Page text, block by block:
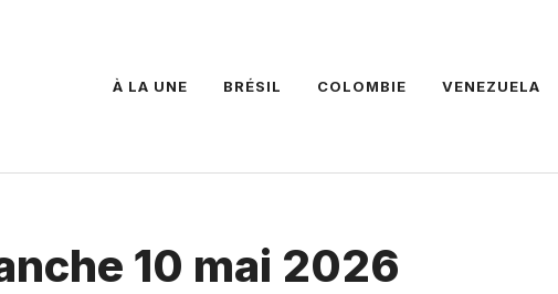
À LA UNE BRÉSIL COLOMBIE VENEZUELA
10 mai 2026